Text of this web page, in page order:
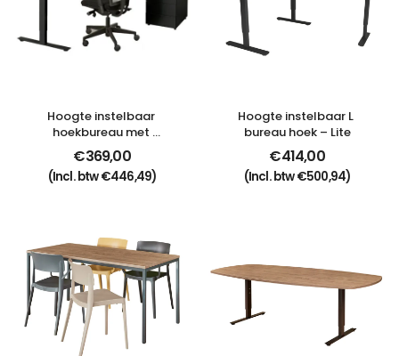
Hoogte instelbaar
hoekbureau met
opbergruimte – Lite
€369,00
(Incl. btw€446,49)
Hoogte instelbaar L
bureau hoek – Lite
€414,00
(Incl. btw€500,94)